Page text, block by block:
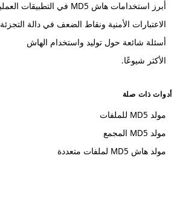
أبرز استخدامات هاش MD5 في التطبيقات العملية
الاعتبارات الأمنية ونقاط الضعف في دالة التجزئة
أسئلة شائعة حول توليد واستخدام الهاش
الأكثر شيوعًا.
أدوات ذات صلة
مولد MD5 للملفات
مولد MD5 المجمع
مولد هاش MD5 لملفات متعددة